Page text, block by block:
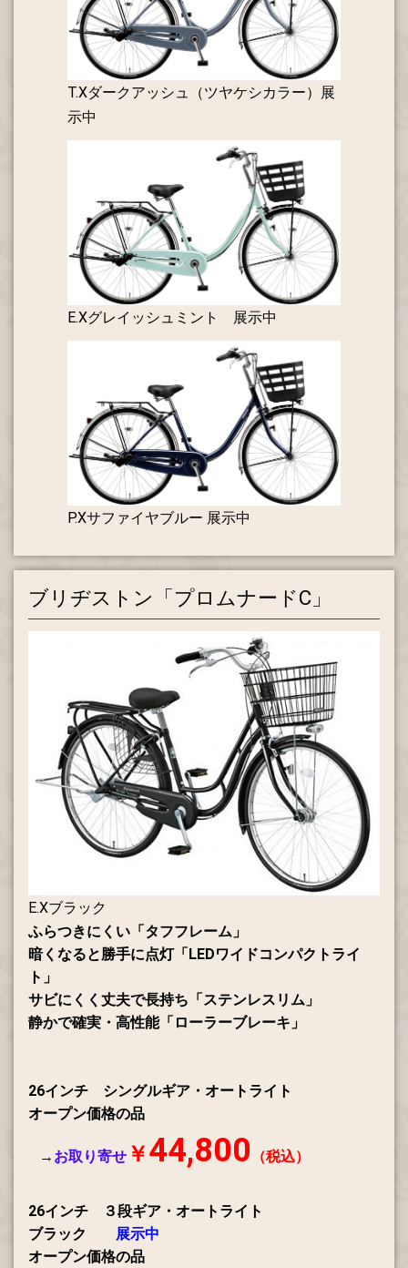
T.Xダークアッシュ（ツヤケシカラー）展
示中
E.Xグレイッシュミント 展示中
P.Xサファイヤブルー 展示中
ブリヂストン「プロムナードC」
E.Xブラック
ふらつきにくい「タフフレーム」
暗くなると勝手に点灯「LEDワイドコンパクトライ
ト」
サビにくく丈夫で長持ち「ステンレスリム」
静かで確実・高性能「ローラーブレーキ」
26インチ シングルギア・オートライト
オープン価格の品
→ お取り寄せ ￥44,800 （税込）
26インチ ３段ギア・オートライト
ブラック 展示中
オープン価格の品